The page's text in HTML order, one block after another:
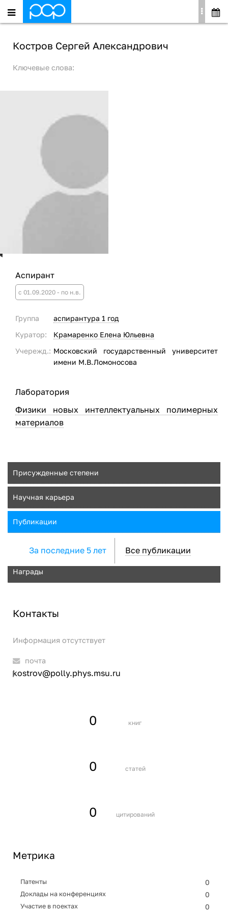
Костров Сергей Александрович
Ключевые слова:
Аспирант
с 01.09.2020 - по н.в.
Группа
аспирантура 1 год
Куратор:
Крамаренко Елена Юльевна
Учережд.: Московский государственный университет
имени М.В.Ломоносова
Лаборатория
Физики новых интеллектуальных полимерных
материалов
Присужденные степени
Научная карьера
Публикации
За последние 5 лет Все публикации
Награды
Контакты
Информация отсутствует
почта
kostrov@polly.phys.msu.ru
0 книг
0 статей
0 цитирований
Метрика
0
Патенты
0
Доклады на конференциях
0
Участие в поектах